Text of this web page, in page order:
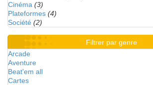
Cinéma (3)
Plateformes (4)
Société (2)
Filtrer par genre
Arcade
Aventure
Beat'em all
Cartes